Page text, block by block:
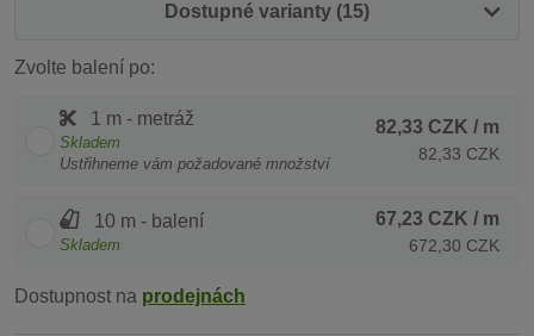
Dostupné varianty (15)
Zvolte balení po:
1 m - metráž
Skladem
Ustřihneme vám požadované množství
82,33 CZK / m
82,33 CZK
10 m - balení
Skladem
67,23 CZK / m
672,30 CZK
Dostupnost na prodejnách